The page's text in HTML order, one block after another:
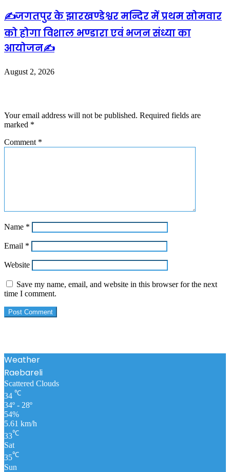
✍️जगतपुर के झारखण्डेश्वर मन्दिर में प्रथम सोमवार
को होगा विशाल भण्डारा एवं भजन संध्या का
आयोजन✍️
August 2, 2026
Your email address will not be published. Required fields are
marked *
Comment *
Name *
Email *
Website
Save my name, email, and website in this browser for the next
time I comment.
Weather
Raebareli
Scattered Clouds
34 ℃
34º - 28º
54%
5.61 km/h
33℃
Sat
35℃
Sun